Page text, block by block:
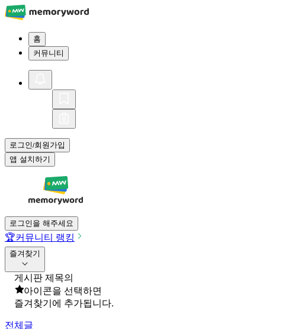
홈
커뮤니티
로그인/회원가입
앱 설치하기
로그인을 해주세요
🏆커뮤니티 랭킹
즐겨찾기
게시판 제목의
아이콘을 선택하면
즐겨찾기에 추가됩니다.
전체글